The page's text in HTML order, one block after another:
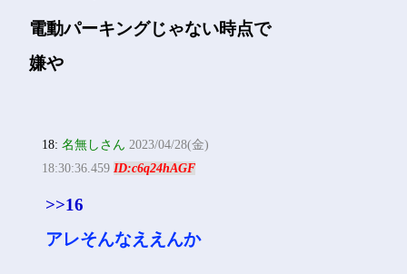
電動パーキングじゃない時点で
嫌や
18:名無しさん 2023/04/28(金)
18:30:36.459ID:c6q24hAGF
>>16
アレそんなええんか